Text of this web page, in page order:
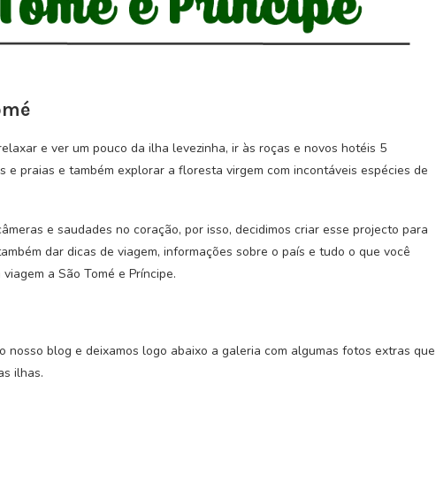
e ver um pouco da ilha levezinha, ir às roças e novos hotéis 5
praias e também explorar a floresta virgem com incontáveis espécies de
e saudades no coração, por isso, decidimos criar esse projecto para
dar dicas de viagem, informações sobre o país e tudo o que você
a São Tomé e Príncipe.
nosso blog e deixamos logo abaixo a galeria com algumas fotos extras que
ilhas.
Outubro, 2022